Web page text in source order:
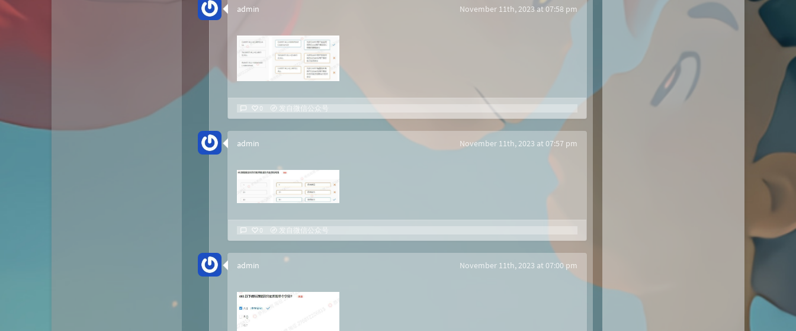
admin November 11th, 2023 at 07:58 pm
0 发自微信公众号
admin November 11th, 2023 at 07:57 pm
0 发自微信公众号
admin November 11th, 2023 at 07:00 pm